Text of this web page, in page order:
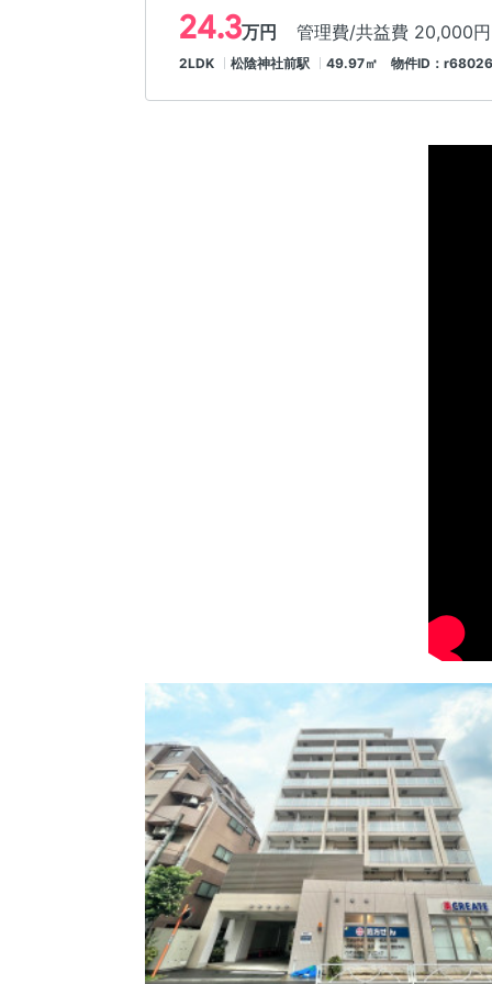
24.3万円 管理費/共益費 20,000円
2LDK 松陰神社前駅 49.97㎡ 物件ID：r68026